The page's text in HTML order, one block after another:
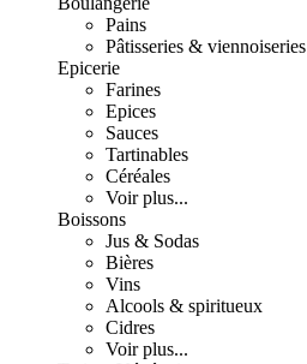
Pains
Pâtisseries & viennoiseries
Epicerie
Farines
Epices
Sauces
Tartinables
Céréales
Voir plus...
Boissons
Jus & Sodas
Bières
Vins
Alcools & spiritueux
Cidres
Voir plus...